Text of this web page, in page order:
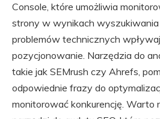
Console, które umożliwia
strony w wynikach
problemów technicznych
pozycjonowanie. Narzędzia do
takie jak SEMrush czy Ahrefs,
odpowiednie frazy do
monitorować konkurencję. Warto